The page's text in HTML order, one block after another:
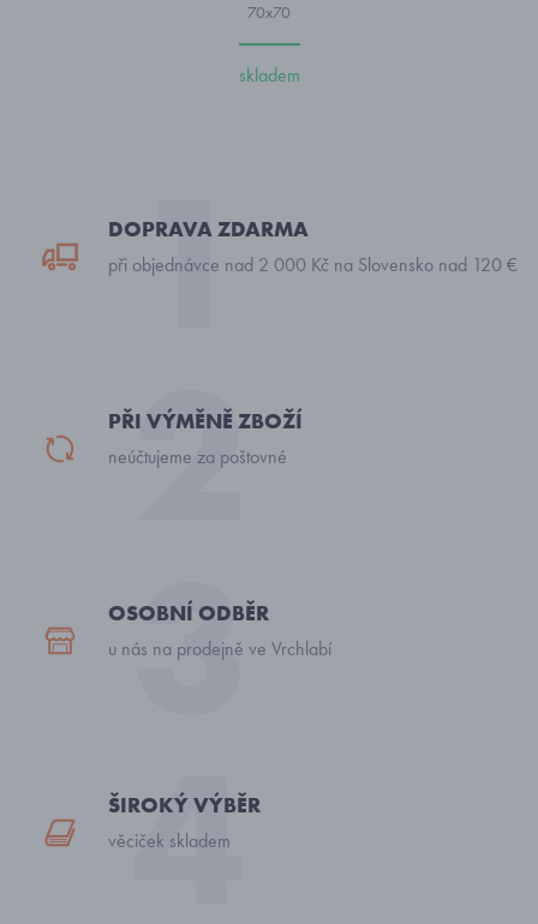
70x70
skladem
DOPRAVA ZDARMA
při objednávce nad 2 000 Kč na Slovensko nad 120 €
PŘI VÝMĚNĚ ZBOŽÍ
neúčtujeme za poštovné
OSOBNÍ ODBĚR
u nás na prodejně ve Vrchlabí
ŠIROKÝ VÝBĚR
věciček skladem